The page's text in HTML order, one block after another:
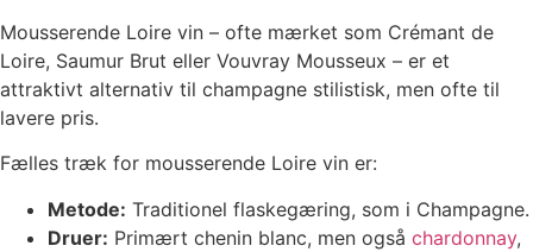
Mousserende Loire vin – ofte mærket som Crémant de
Loire, Saumur Brut eller Vouvray Mousseux – er et
attraktivt alternativ til champagne stilistisk, men ofte til
lavere pris.
Fælles træk for mousserende Loire vin er:
Metode: Traditionel flaskegæring, som i Champagne.
Druer: Primært chenin blanc, men også chardonnay,